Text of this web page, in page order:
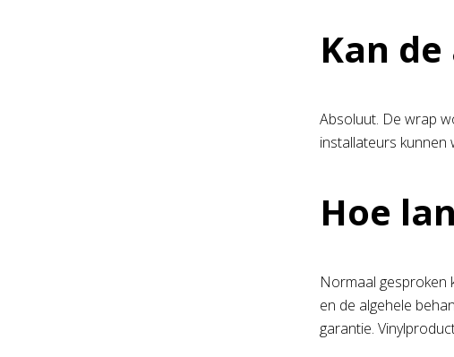
Kan
Absoluut. De wrap
installateurs kunnen
Hoe
Normaal gesproken
en de algehele
garantie.